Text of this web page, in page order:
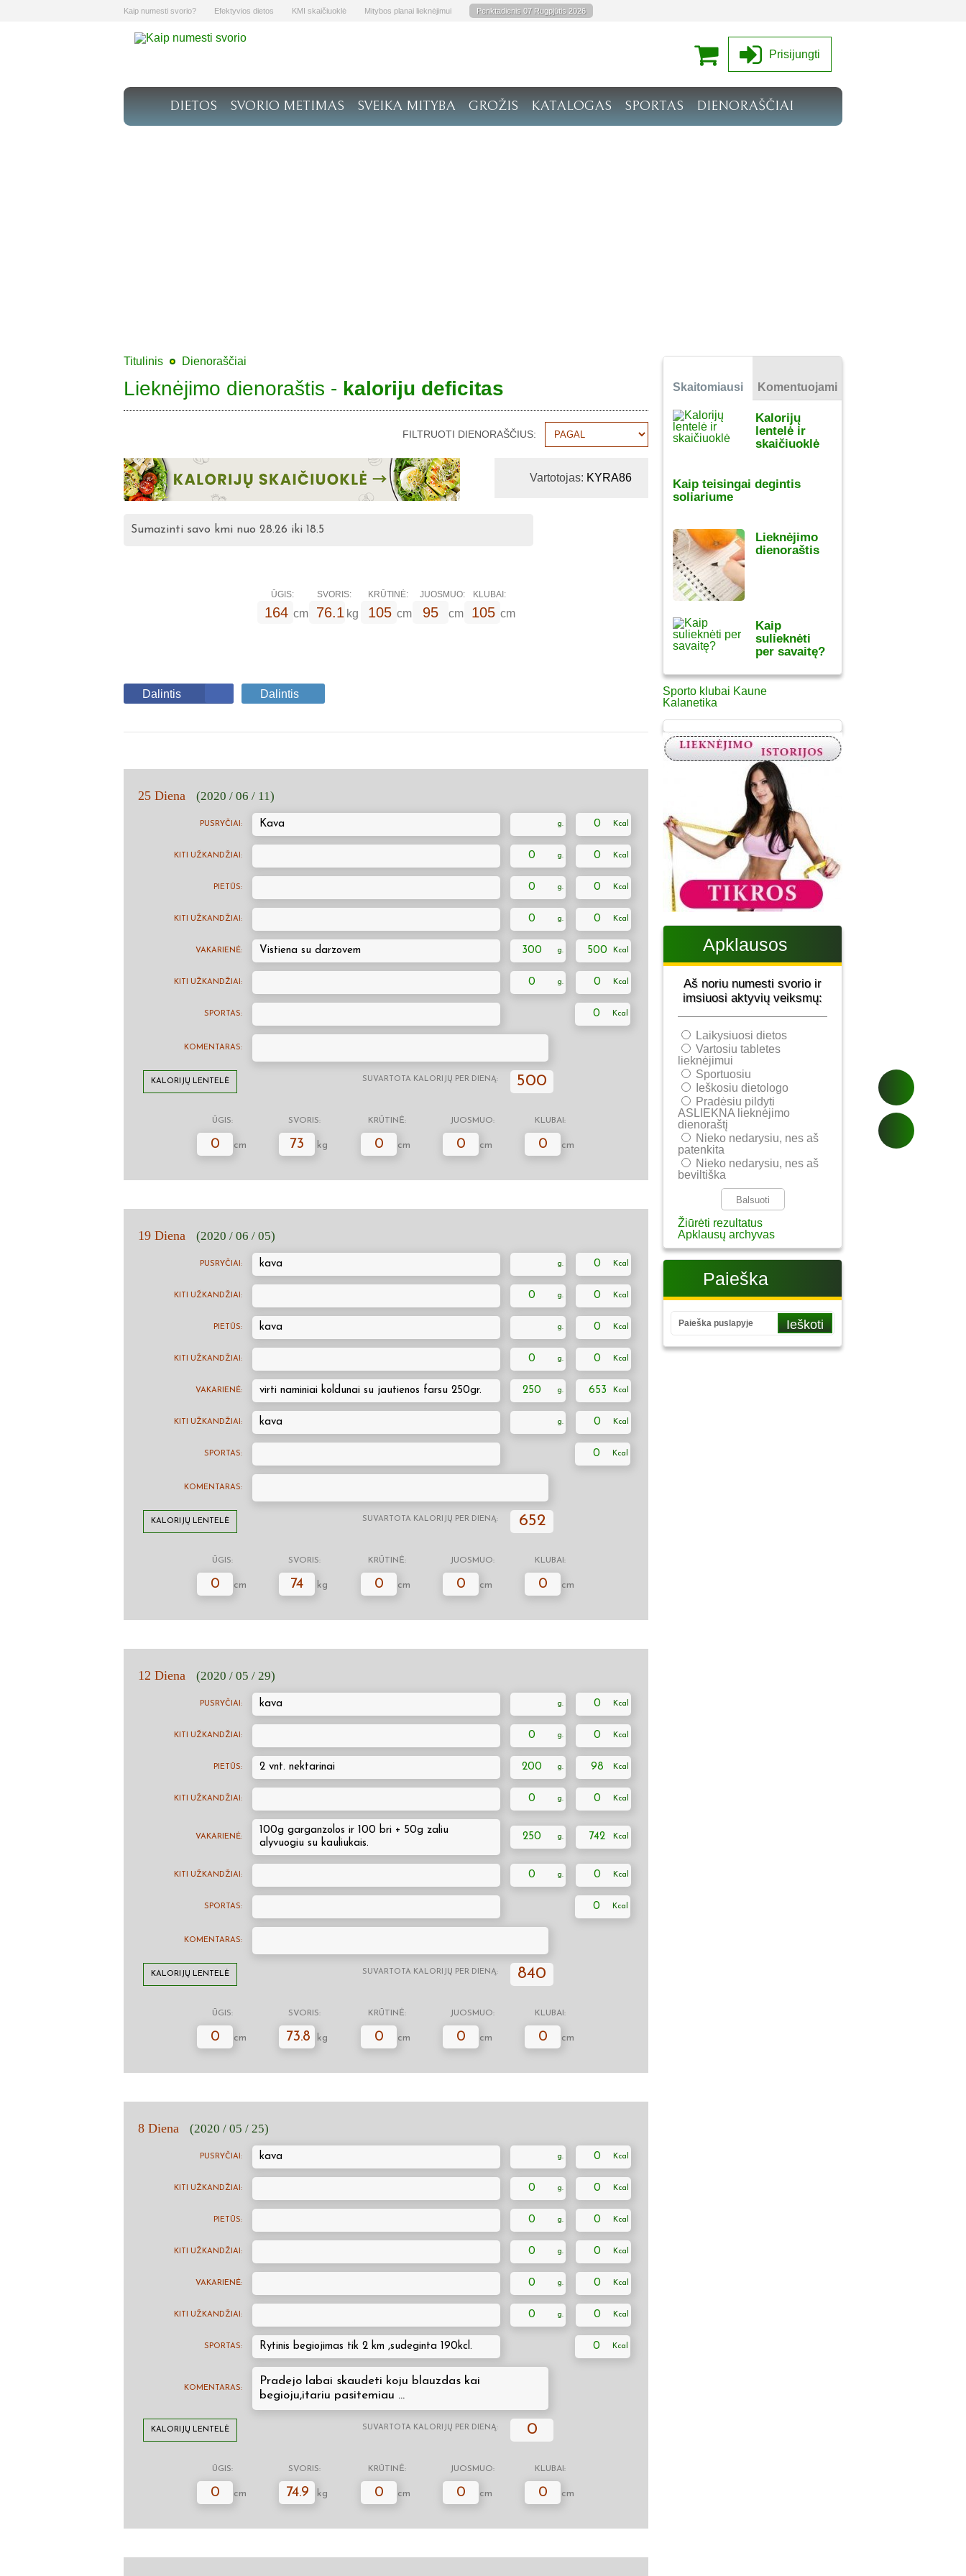
Kaip numesti svorio? Efektyvios dietos KMI skaičiuoklė Mitybos planai lieknėjimui Penktadienis 07 Rugpjūtis 2026
Prisijungti
DIETOS SVORIO METIMAS SVEIKA MITYBA GROŽIS KATALOGAS SPORTAS DIENORAŠČIAI
Titulinis Dienoraščiai
Lieknėjimo dienoraštis - kaloriju deficitas
FILTRUOTI DIENORAŠČIUS:
Vartotojas: KYRA86
Sumazinti savo kmi nuo 28.26 iki 18.5
ŪGIS: SVORIS: KRŪTINĖ: JUOSMUO: KLUBAI:
164 cm 76.1 kg 105 cm 95 cm 105 cm
Dalintis Dalintis
25 Diena (2020 / 06 / 11)
PUSRYČIAI: Kava 0
KITI UŽKANDŽIAI: 0 0
PIETŪS: 0 0
KITI UŽKANDŽIAI: 0 0
VAKARIENĖ: Vistiena su darzovem 300 500
KITI UŽKANDŽIAI: 0 0
SPORTAS: 0
KOMENTARAS:
KALORIJŲ LENTELĖ SUVARTOTA KALORIJŲ PER DIENĄ: 500
ŪGIS: SVORIS: KRŪTINĖ: JUOSMUO: KLUBAI:
0 cm 73 kg 0 cm 0 cm 0 cm
19 Diena (2020 / 06 / 05)
PUSRYČIAI: kava 0
KITI UŽKANDŽIAI: 0 0
PIETŪS: kava 0
KITI UŽKANDŽIAI: 0 0
VAKARIENĖ: virti naminiai koldunai su jautienos farsu 250gr. 250 653
KITI UŽKANDŽIAI: kava 0
SPORTAS: 0
KOMENTARAS:
KALORIJŲ LENTELĖ SUVARTOTA KALORIJŲ PER DIENĄ: 652
ŪGIS: SVORIS: KRŪTINĖ: JUOSMUO: KLUBAI:
0 cm 74 kg 0 cm 0 cm 0 cm
12 Diena (2020 / 05 / 29)
PUSRYČIAI: kava 0
KITI UŽKANDŽIAI: 0 0
PIETŪS: 2 vnt. nektarinai 200 98
KITI UŽKANDŽIAI: 0 0
VAKARIENĖ:
100g garganzolos ir 100 bri + 50g zaliu
alyvuogiu su kauliukais.
250 742
KITI UŽKANDŽIAI: 0 0
SPORTAS: 0
KOMENTARAS:
KALORIJŲ LENTELĖ SUVARTOTA KALORIJŲ PER DIENĄ: 840
ŪGIS: SVORIS: KRŪTINĖ: JUOSMUO: KLUBAI:
0 cm 73.8 kg 0 cm 0 cm 0 cm
8 Diena (2020 / 05 / 25)
PUSRYČIAI: kava 0
KITI UŽKANDŽIAI: 0 0
PIETŪS: 0 0
KITI UŽKANDŽIAI: 0 0
VAKARIENĖ: 0 0
KITI UŽKANDŽIAI: 0 0
SPORTAS: Rytinis begiojimas tik 2 km ,sudeginta 190kcl. 0
KOMENTARAS:
Pradejo labai skaudeti koju blauzdas kai
begioju,itariu pasitemiau ...
KALORIJŲ LENTELĖ SUVARTOTA KALORIJŲ PER DIENĄ: 0
ŪGIS: SVORIS: KRŪTINĖ: JUOSMUO: KLUBAI:
0 cm 74.9 kg 0 cm 0 cm 0 cm
Skaitomiausi Komentuojami
Kalorijų
lentelė ir
skaičiuoklė
Kaip teisingai degintis
soliariume
Lieknėjimo
dienoraštis
Kaip
sulieknėti
per savaitę?
Sporto klubai Kaune
Kalanetika
Apklausos
Aš noriu numesti svorio ir
imsiuosi aktyvių veiksmų:
Laikysiuosi dietos
Vartosiu tabletes
lieknėjimui
Sportuosiu
Ieškosiu dietologo
Pradėsiu pildyti
ASLIEKNA lieknėjimo
dienoraštį
Nieko nedarysiu, nes aš
patenkita
Nieko nedarysiu, nes aš
beviltiška
Žiūrėti rezultatus
Apklausų archyvas
Paieška